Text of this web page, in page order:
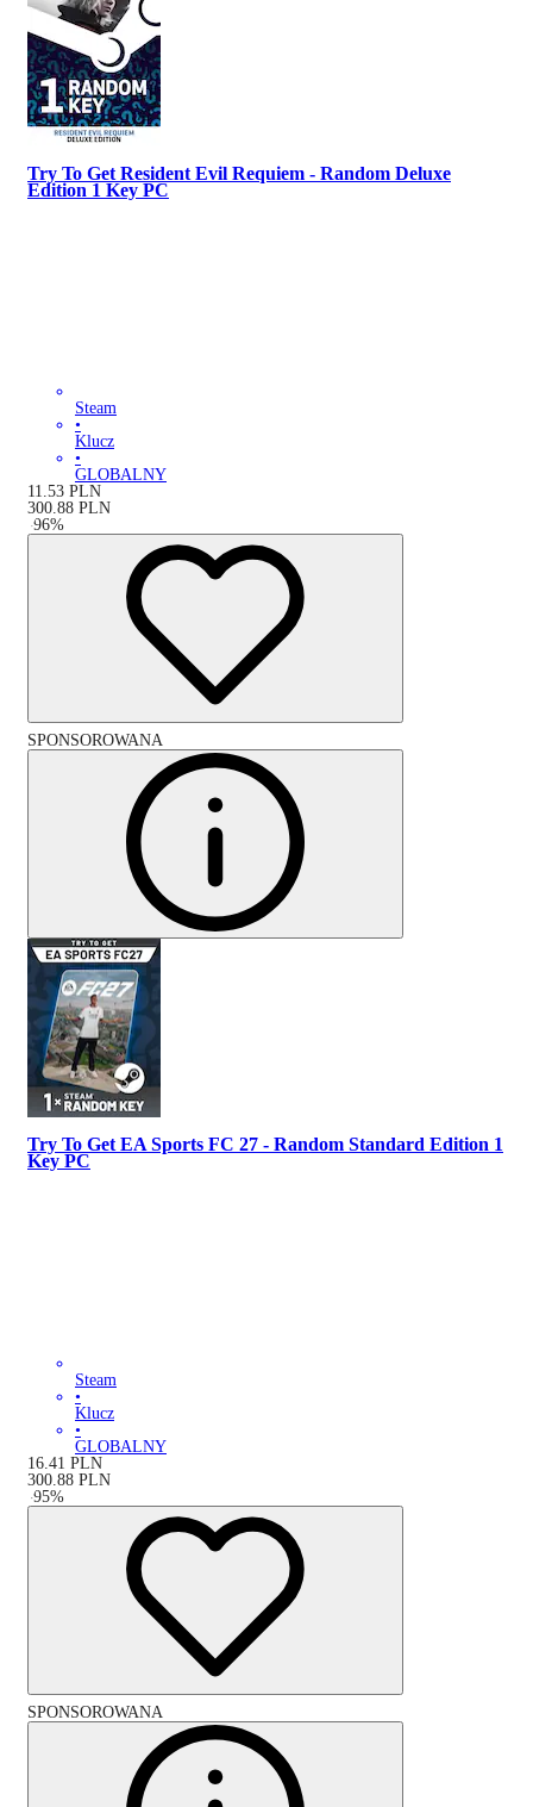
Try To Get Resident Evil Requiem - Random Deluxe
Edition 1 Key PC
Steam
•
Klucz
•
GLOBALNY
11.53 PLN
300.88 PLN
-96%
SPONSOROWANA
Try To Get EA Sports FC 27 - Random Standard Edition 1
Key PC
Steam
•
Klucz
•
GLOBALNY
16.41 PLN
300.88 PLN
-95%
SPONSOROWANA